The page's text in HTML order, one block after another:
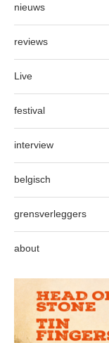
nieuws
reviews
Live
festival
interview
belgisch
grensverleggers
about